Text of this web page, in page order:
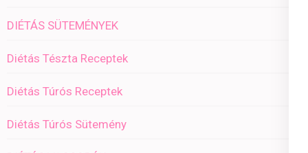
DIÉTÁS SÜTEMÉNYEK
Diétás Tészta Receptek
Diétás Túrós Receptek
Diétás Túrós Sütemény